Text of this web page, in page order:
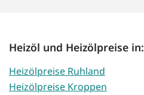
Heizöl und Heizölpreise in:
Heizölpreise Ruhland
Heizölpreise Kroppen